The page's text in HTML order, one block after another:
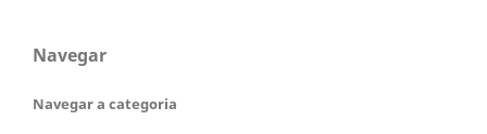
Navegar
Navegar a categoria